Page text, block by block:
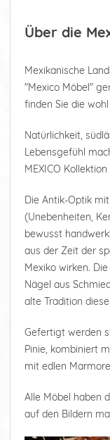
Über die
Mexikanische
"Mexico Möbel"
finden Sie die
Natürlichkeit,
Lebensgefühl
MEXICO Kollektion
Die Antik-Optik
(Unebenheiten,
bewusst
aus der Zeit der
Mexiko wirken.
Nägel aus
alte Tradition
Gefertigt werden
Pinie, kombiniert
mit edlen
Alle Möbel haben
auf den Bildern